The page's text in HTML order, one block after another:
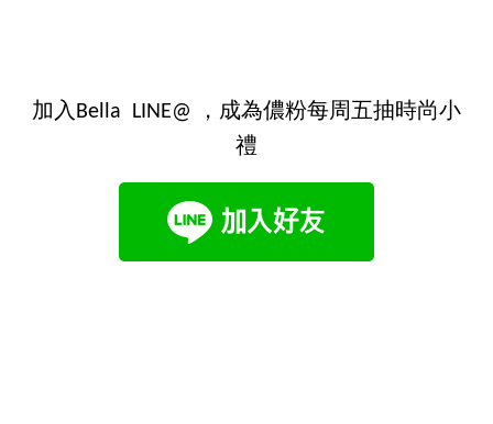
加入Bella LINE@ ，成為儂粉每周五抽時尚小
禮